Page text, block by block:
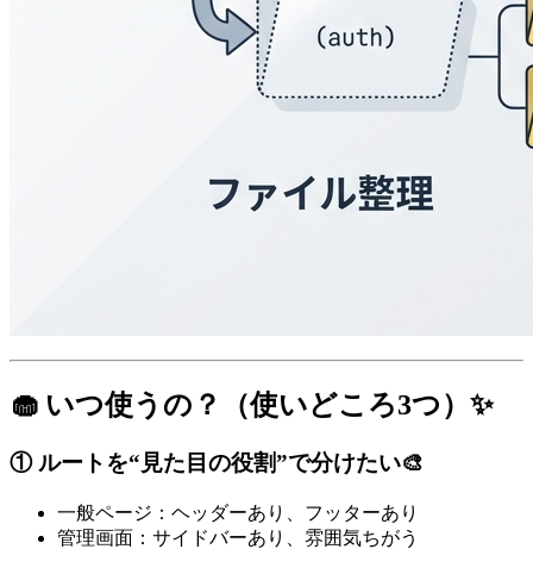
🧁 いつ使うの？（使いどころ3つ）✨
① ルートを“見た目の役割”で分けたい🎨
一般ページ：ヘッダーあり、フッターあり
管理画面：サイドバーあり、雰囲気ちがう